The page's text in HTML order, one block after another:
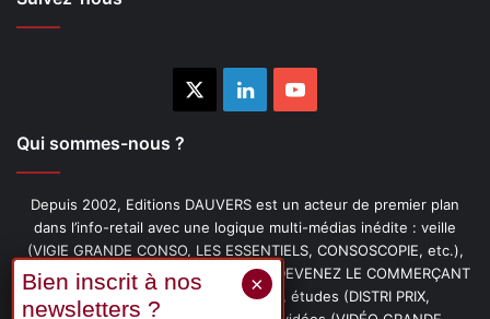
LinkedinYouTube
Qui sommes-nous ?
Depuis 2002, Editions DAUVERS est un acteur de premier plan
dans l’info-retail avec une logique multi-médias inédite : veille
(VIGIE GRANDE CONSO, LES ESSENTIELS, CONSOSCOPIE, etc.),
livres (PENSER-CLIENT, IMAGE-PRIX, DEVENEZ LE COMMERÇANT
PRÉFÉRÉ DE VOS CLIENTS, etc.), études (DISTRI PRIX,